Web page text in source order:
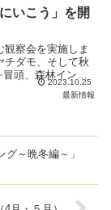
いこう」を開
察会を実施しま
チダモ、そして秋
頭、森林インス
主人公の...2023.10.25
最新情報
～晩冬編～」